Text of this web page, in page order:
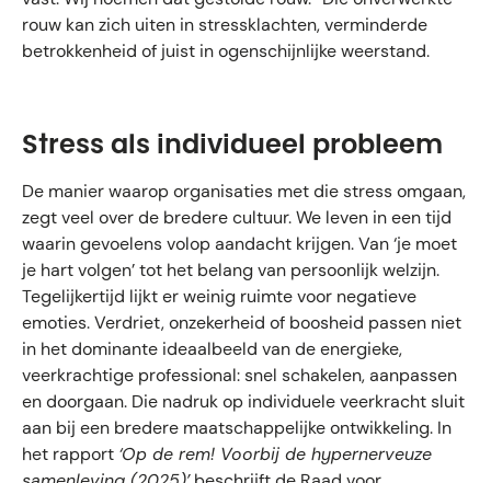
rouw kan zich uiten in stressklachten, verminderde
betrokkenheid of juist in ogenschijnlijke weerstand.
Stress als individueel probleem
De manier waarop organisaties met die stress omgaan,
zegt veel over de bredere cultuur. We leven in een tijd
waarin gevoelens volop aandacht krijgen. Van ‘je moet
je hart volgen’ tot het belang van persoonlijk welzijn.
Tegelijkertijd lijkt er weinig ruimte voor negatieve
emoties. Verdriet, onzekerheid of boosheid passen niet
in het dominante ideaalbeeld van de energieke,
veerkrachtige professional: snel schakelen, aanpassen
en doorgaan. Die nadruk op individuele veerkracht sluit
aan bij een bredere maatschappelijke ontwikkeling. In
het rapport ‘Op de rem! Voorbij de hypernerveuze